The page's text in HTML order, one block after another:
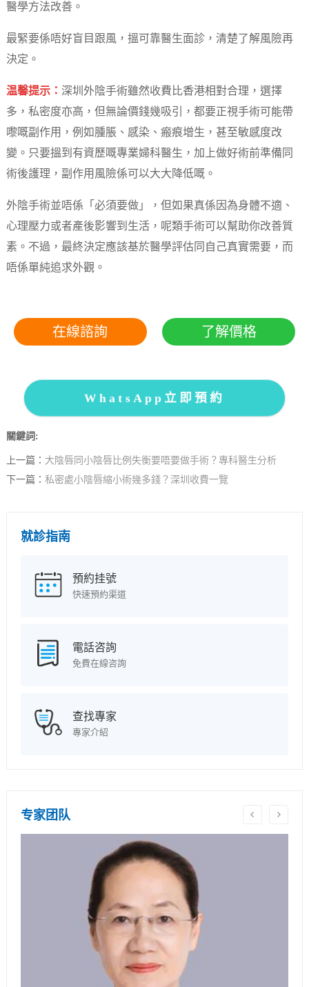
醫學方法改善。
最緊要係唔好盲目跟風，搵可靠醫生面診，清楚了解風險再
決定。
温馨提示： 深圳外陰手術雖然收費比香港相對合理，選擇
多，私密度亦高，但無論價錢幾吸引，都要正視手術可能帶
嚟嘅副作用，例如腫脹、感染、瘢痕增生，甚至敏感度改
變。只要搵到有資歷嘅專業婦科醫生，加上做好術前準備同
術後護理，副作用風險係可以大大降低嘅。
外陰手術並唔係「必須要做」，但如果真係因為身體不適、
心理壓力或者產後影響到生活，呢類手術可以幫助你改善質
素。不過，最終決定應該基於醫學評估同自己真實需要，而
唔係單純追求外觀。
在線諮詢 了解價格
WhatsApp立即預約
關鍵詞:
上一篇： 大陰唇同小陰唇比例失衡要唔要做手術？專科醫生分析
下一篇： 私密處小陰唇縮小術幾多錢？深圳收費一覽
就診指南
預約挂號
快速預約渠道
電話咨詢
免費在線咨詢
查找專家
專家介紹
专家团队